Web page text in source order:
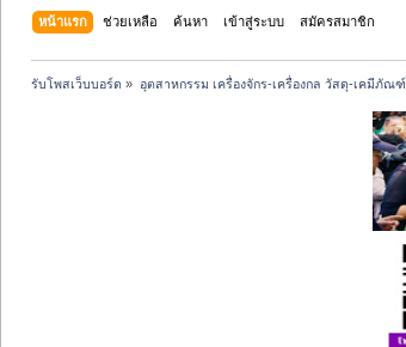
หน้าแรก ช่วยเหลือ ค้นหา เข้าสู่ระบบ สมัครสมาชิก
รับโพสเว็บบอร์ด » อุตสาหกรรม เครื่องจักร-เครื่องกล วัสดุ-เคมีภัณฑ์